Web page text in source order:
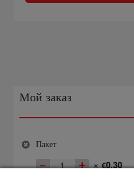
Мой заказ
Пакет
−
Количество + × €0,30